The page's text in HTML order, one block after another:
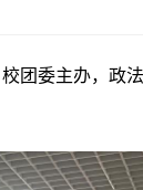
团委主办，政